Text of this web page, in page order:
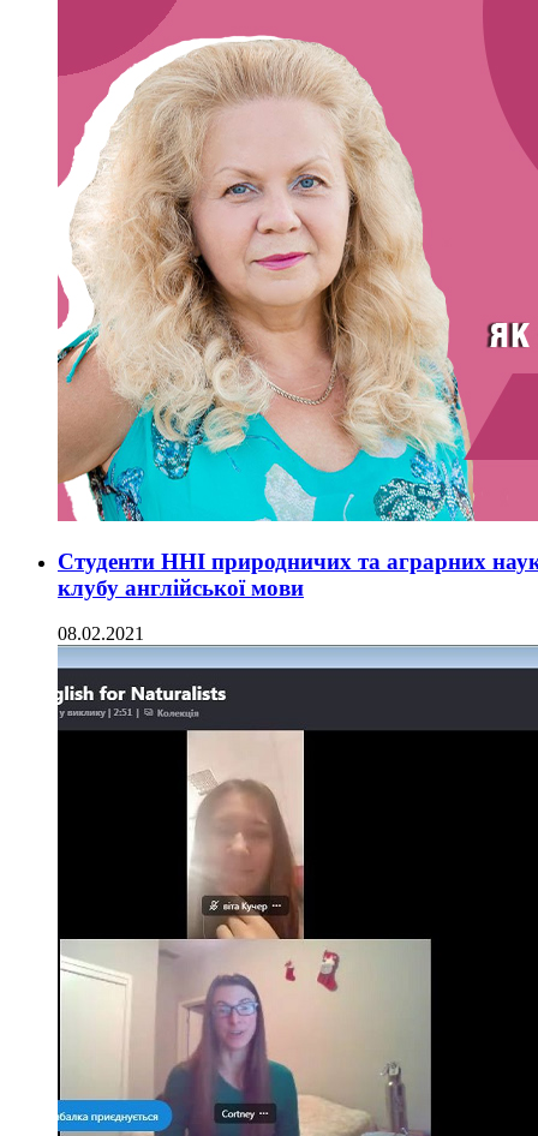
Студенти ННІ природничих та аграрних
клубу англійської мови
08.02.2021